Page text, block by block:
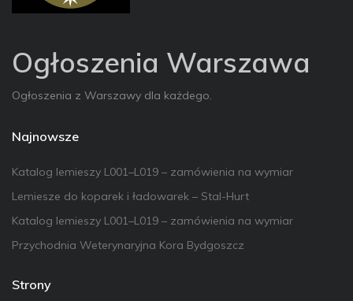
Ogłoszenia Warszawa
Ogłoszenia z Warszawy dla każdego.
Najnowsze
Katalog lemieszy L001–L019 – zamówienia na wymiar
Lemiesze do koparek i ładowarek – Stal-Hurt
Katalog lemieszy L001–L019 – zamówienia na wymiar
Przychodnia Weterynaryjna Kora Bydgoszcz
Strony